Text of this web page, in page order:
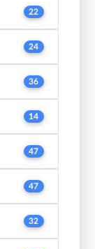
22
24
36
14
47
47
32